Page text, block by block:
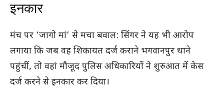
इनकार
मंच पर ‘जागो मां’ से मचा बवाल: सिंगर ने यह भी आरोप
लगाया कि जब वह शिकायत दर्ज कराने भगवानपुर थाने
पहुंचीं, तो वहां मौजूद पुलिस अधिकारियों ने शुरुआत में केस
दर्ज करने से इनकार कर दिया।